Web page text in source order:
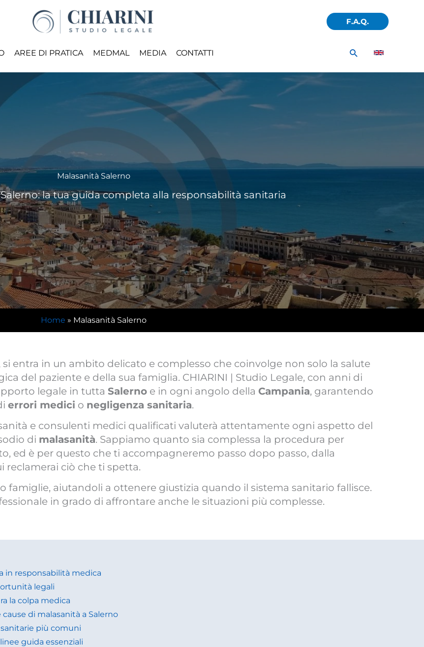
F.A.Q.
AREE DI PRATICA MEDMAL MEDIA CONTATTI Cerca
Malasanità Salerno
la tua guida completa alla responsabilità sanitaria
Home » Malasanità Salerno
si entra in un ambito delicato e complesso che coinvolge non solo la salute
del paziente e della sua famiglia. CHIARINI | Studio Legale, con anni di
legale in tutta Salerno e in ogni angolo della Campania, garantendo
errori medici o negligenza sanitaria.
e consulenti medici qualificati valuterà attentamente ogni aspetto del
di malasanità. Sappiamo quanto sia complessa la procedura per
ed è per questo che ti accompagneremo passo dopo passo, dalla
reclamerai ciò che ti spetta.
famiglie, aiutandoli a ottenere giustizia quando il sistema sanitario fallisce.
in grado di affrontare anche le situazioni più complesse.
in responsabilità medica
legali
la colpa medica
di malasanità a Salerno
più comuni
guida essenziali